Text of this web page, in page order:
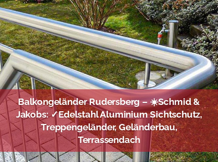
Balkongeländer Rudersberg – ☀️Schmid &
Jakobs: ✓Edelstahl Aluminium Sichtschutz,
Treppengeländer, Geländerbau,
Terrassendach